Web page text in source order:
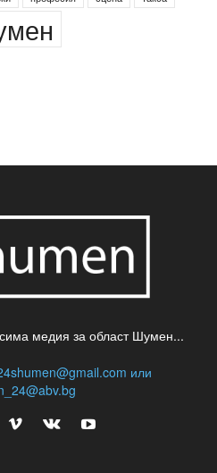
медия за област Шумен...
или